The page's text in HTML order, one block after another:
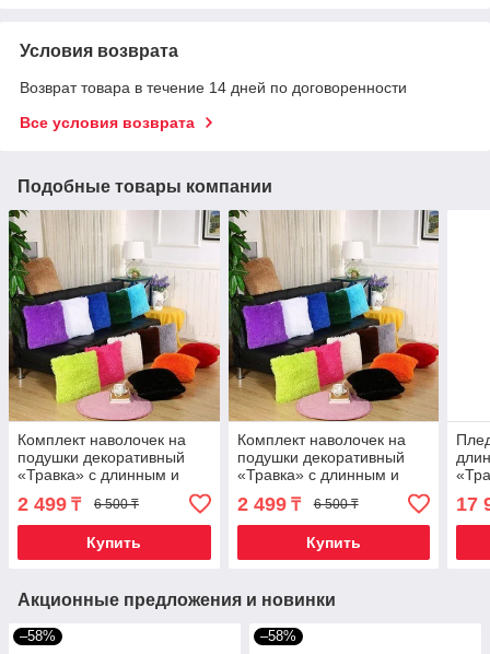
Условия возврата
Возврат товара в течение 14 дней по договоренности
Все условия возврата
Подобные товары компании
Комплект наволочек на
подушки декоративный
«Травка» с длинным и
пушистым ворсом {42х42
см, 2 шт.} (Голубой)
2 499 ₸ 6 500 ₸
Купить
Комплект наволочек на
подушки декоративный
«Травка» с длинным и
пушистым ворсом {42х42
см, 2 шт.} (Белый)
2 499₸ 6 500 ₸
Купить
17
Акционные предложения и новинки
–58% –58%